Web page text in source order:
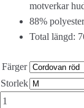
motverkar
88%
Total längd:
Färger
Storlek
Fox